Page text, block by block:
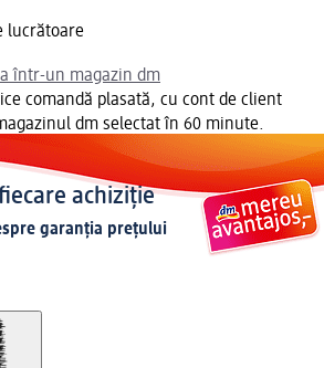
lucrătoare
într-un magazin dm
comandă plasată, cu cont de client
dm selectat în 60 minute.
achiziție
garanția prețului